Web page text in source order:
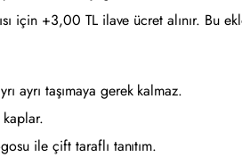
için +3,00 TL ilave ücret alınır. Bu
ayrı taşımaya gerek kalmaz.
ile çift taraflı tanıtım.